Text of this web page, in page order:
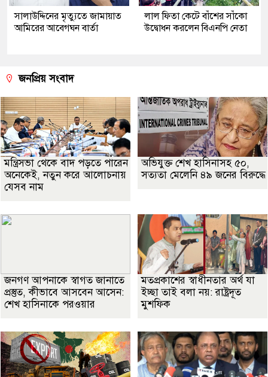
সালাউদ্দিনের মৃত্যুতে জামায়াত
আমিরের আবেগঘন বার্তা
লাল ফিতা কেটে বাঁশের সাঁকো
উদ্বোধন করলেন বিএনপি নেতা
জনপ্রিয় সংবাদ
মন্ত্রিসভা থেকে বাদ পড়তে পারেন
অনেকেই, নতুন করে আলোচনায়
যেসব নাম
অভিযুক্ত শেখ হাসিনাসহ ৫০,
সত্যতা মেলেনি ৪৯ জনের বিরুদ্ধে
জনগণ আপনাকে স্বাগত জানাতে
প্রস্তুত, কীভাবে আসবেন আসেন:
শেখ হাসিনাকে পরওয়ার
মতপ্রকাশের স্বাধীনতার অর্থ যা
ইচ্ছা তাই বলা নয়: রাষ্ট্রদূত
মুশফিক